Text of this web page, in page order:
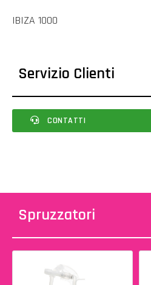
IBIZA 1000
Servizio Clienti
CONTATTI
Spruzzatori